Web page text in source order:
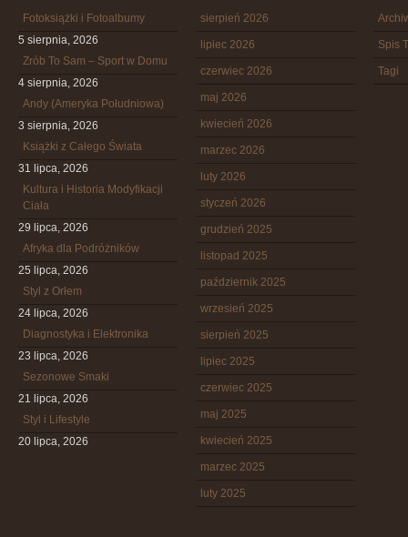
Fotoksiążki i Fotoalbumy
5 sierpnia, 2026
Zrób To Sam – Sport w Domu
4 sierpnia, 2026
Andy (Ameryka Południowa)
3 sierpnia, 2026
Książki z Całego Świata
31 lipca, 2026
Kultura i Historia Modyfikacji
Ciała
29 lipca, 2026
Afryka dla Podróżników
25 lipca, 2026
Styl z Orłem
24 lipca, 2026
Diagnostyka i Elektronika
23 lipca, 2026
Sezonowe Smaki
21 lipca, 2026
Styl i Lifestyle
20 lipca, 2026
sierpień 2026
lipiec 2026
czerwiec 2026
maj 2026
kwiecień 2026
marzec 2026
luty 2026
styczeń 2026
grudzień 2025
listopad 2025
październik 2025
wrzesień 2025
sierpień 2025
lipiec 2025
czerwiec 2025
maj 2025
kwiecień 2025
marzec 2025
luty 2025
Spis
Tagi